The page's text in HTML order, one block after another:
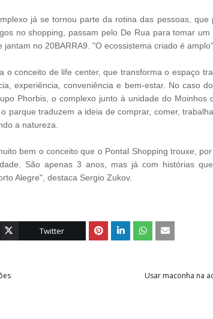
já se tornou parte da rotina das pessoas,
no shopping, passam pelo De Rua para tomar
no 20BARRA9. "O ecossistema criado é
o conceito de life center, que transforma o espaço
experiência, conveniência e bem-estar. No caso
Phorbis, o complexo junto à unidade do Moinhos
parque traduzem a ideia de comprar, comer,
a natureza.
bem o conceito que o Pontal Shopping trouxe,
São apenas 3 anos, mas já com histórias
Alegre", destaca Sergio Zukov.
Twitter
Usar maconha na